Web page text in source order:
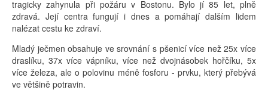
tragicky zahynula při požáru v Bostonu. Bylo jí 85 let, plně
zdravá. Její centra fungují i dnes a pomáhají dalším lidem
nalézat cestu ke zdraví.
Mladý ječmen obsahuje ve srovnání s pšenicí více než 25x více
draslíku, 37x více vápníku, více než dvojnásobek hořčíku, 5x
více železa, ale o polovinu méně fosforu - prvku, který přebývá
ve většině potravin.